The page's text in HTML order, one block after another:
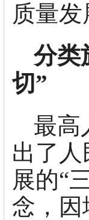
质量
分类
切”
最高
出了
展的“
念，